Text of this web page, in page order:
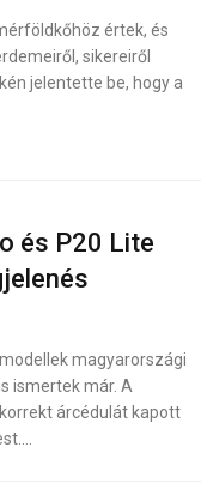
értek, és
sikereiről
jelentette be, hogy a
és P20 Lite
magyarországi
ismertek már. A
árcédulát kapott